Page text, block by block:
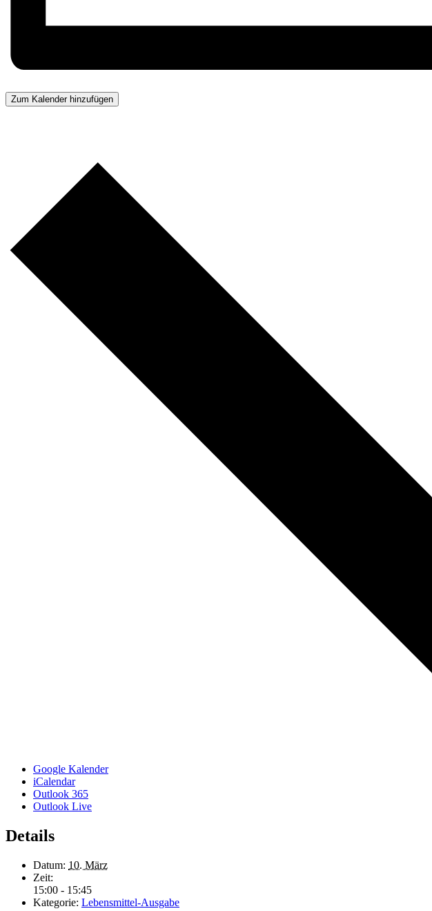
Zum Kalender hinzufügen
Google Kalender
iCalendar
Outlook 365
Outlook Live
Details
Datum: 10. März
Zeit:
15:00 - 15:45
Kategorie: Lebensmittel-Ausgabe